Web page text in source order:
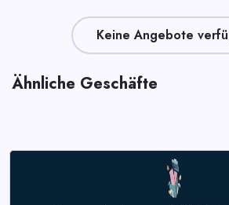
Keine Angebote
Ähnliche Geschäfte